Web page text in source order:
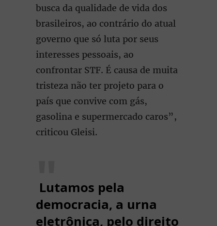
busca da qualidade de vida dos
brasileiros, ao contrário do atual
governo que só luta por seus
interesses pessoais, ao
confrontar STF. É causa de muita
tristeza não ter projeto para o
país que convive com gás,
gasolina e supermercado caros”,
criticou Gleisi.
Lutamos pela
democracia, a urna
eletrônica, pelo direito